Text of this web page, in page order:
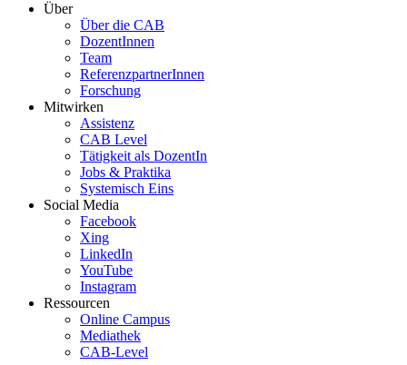
Über
Über die CAB
DozentInnen
Team
ReferenzpartnerInnen
Forschung
Mitwirken
Assistenz
CAB Level
Tätigkeit als DozentIn
Jobs & Praktika
Systemisch Eins
Social Media
Facebook
Xing
LinkedIn
YouTube
Instagram
Ressourcen
Online Campus
Mediathek
CAB-Level